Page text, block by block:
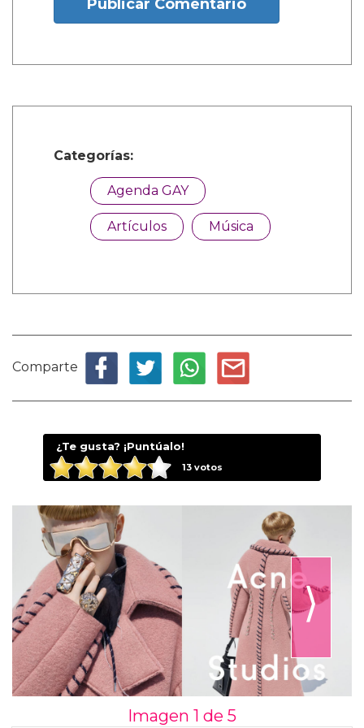
Publicar Comentario
Categorías:
Agenda GAY
Artículos Música
Comparte
¿Te gusta? ¡Puntúalo!
13votos
⟩
Imagen 1 de 5